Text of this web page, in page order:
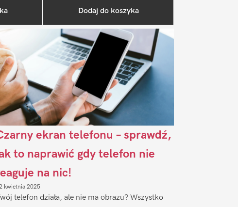
Dodaj do koszyka
Sidebar
ekran telefonu – sprawdź,
to naprawić gdy telefon nie
na nic!
kwietnia 2025
telefon działa, ale nie ma obrazu? Wszystko